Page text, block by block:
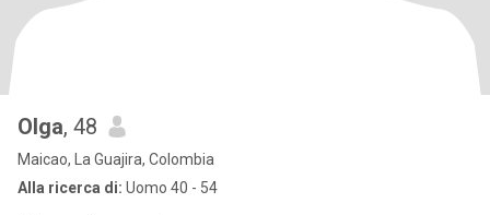
Olga, 48
Maicao, La Guajira, Colombia
Alla ricerca di: Uomo 40 - 54